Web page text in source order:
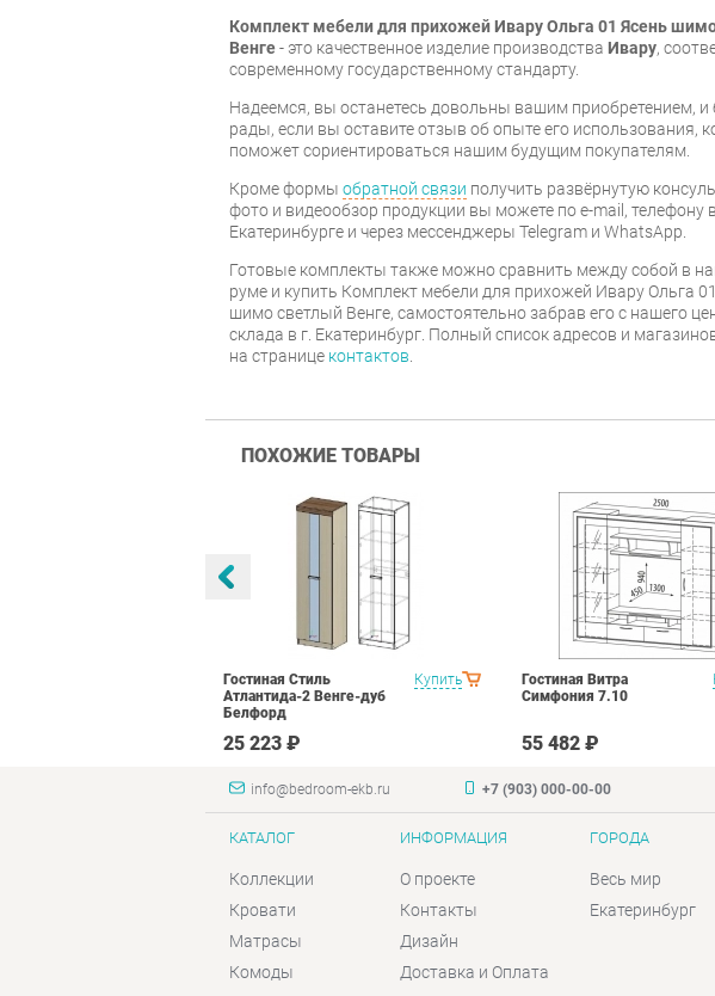
Комплект мебели для прихожей Ивару Ольга 01 Ясень
Венге- это качественное изделие производства Ивару,
современному государственному стандарту.
Надеемся, вы останетесь довольны вашим приобретением, и
рады, если вы оставите отзыв об опыте его использования,
поможет сориентироваться нашим будущим покупателям.
Кроме формы обратной связи получить развёрнутую
фото и видеообзор продукции вы можете по e-mail, телефону в
Екатеринбурге и через мессенджеры Telegram и WhatsApp.
Готовые комплекты также можно сравнить между собой в
руме и купить Комплект мебели для прихожей Ивару Ольга
шимо светлый Венге, самостоятельно забрав его с нашего
склада в г. Екатеринбург. Полный список адресов и
на странице контактов.
ПОХОЖИЕ ТОВАРЫ
Купить
Гостиная Стиль
Атлантида-2 Венге-дуб
Белфорд
25 223 ₽
Гостиная Витра
Симфония 7.10
55 482 ₽
info@bedroom-ekb.ru +7 (903) 000-00-00
КАТАЛОГ
Коллекции
Кровати
Матрасы
Комоды
ИНФОРМАЦИЯ
О проекте
Контакты
Дизайн
Доставка и Оплата
ГОРОДА
Весь мир
Екатеринбург